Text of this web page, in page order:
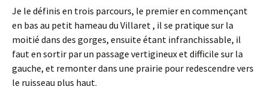
Je le définis en trois parcours, le premier en commençant
en bas au petit hameau du Villaret , il se pratique sur la
moitié dans des gorges, ensuite étant infranchissable, il
faut en sortir par un passage vertigineux et difficile sur la
gauche, et remonter dans une prairie pour redescendre vers
le ruisseau plus haut.